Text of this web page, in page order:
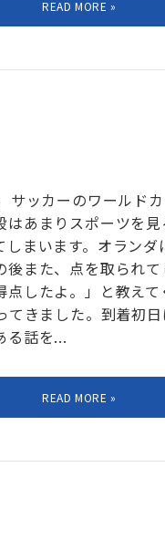
ッカーのワールド
あまりスポーツを
まいます。オラン
また、点を取られ
したよ。」と教え
てきました。到着初
る話を...